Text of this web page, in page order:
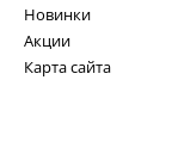
Новинки
Акции
Карта сайта